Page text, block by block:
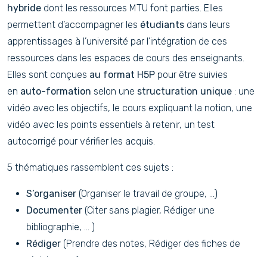
hybride dont les ressources MTU font parties. Elles
permettent d’accompagner les étudiants dans leurs
apprentissages à l’université par l’intégration de ces
ressources dans les espaces de cours des enseignants.
Elles sont conçues au format H5P pour être suivies
en auto-formation selon une structuration unique : une
vidéo avec les objectifs, le cours expliquant la notion, une
vidéo avec les points essentiels à retenir, un test
autocorrigé pour vérifier les acquis.
5 thématiques rassemblent ces sujets :
S’organiser (Organiser le travail de groupe, …)
Documenter (Citer sans plagier, Rédiger une
bibliographie, … )
Rédiger (Prendre des notes, Rédiger des fiches de